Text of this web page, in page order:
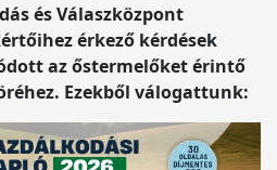
és Válaszközpont
érkező kérdések
az őstermelőket érintő
Ezekből válogattunk: